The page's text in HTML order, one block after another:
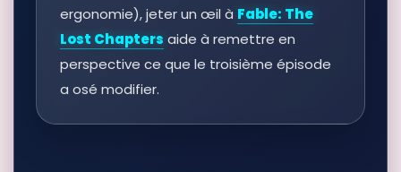
ergonomie), jeter un œil à Fable: The
Lost Chapters aide à remettre en
perspective ce que le troisième épisode
a osé modifier.